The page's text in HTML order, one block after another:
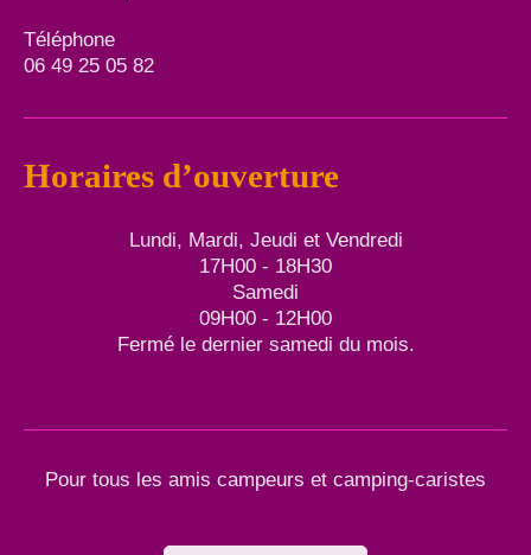
Téléphone
06 49 25 05 82
Horaires d’ouverture
Lundi, Mardi, Jeudi et Vendredi
17H00 - 18H30
Samedi
09H00 - 12H00
Fermé le dernier samedi du mois.
Pour tous les amis campeurs et camping-caristes